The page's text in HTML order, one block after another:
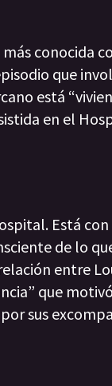
conocida
que
está
en el
Está
de lo
entre
que
sus